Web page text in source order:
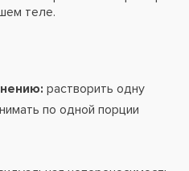
теле.
растворить одну
по одной порции